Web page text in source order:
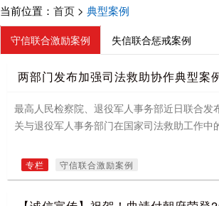
当前位置： 首页 > 典型案例
守信联合激励案例 失信联合惩戒案例
两部门发布加强司法救助协作典型案
最高人民检察院、退役军人事务部近日联合
关与退役军人事务部门在国家司法救助工作
专栏 守信联合激励案例